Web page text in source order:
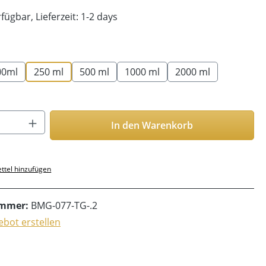
Lieferzeit: 1-2 days
250 ml 500 ml 1000 ml
2000 ml
Anzahl: Gib den gewünschten Wert
In den Warenkorb
hinzufügen
BMG-077-TG-.2
erstellen